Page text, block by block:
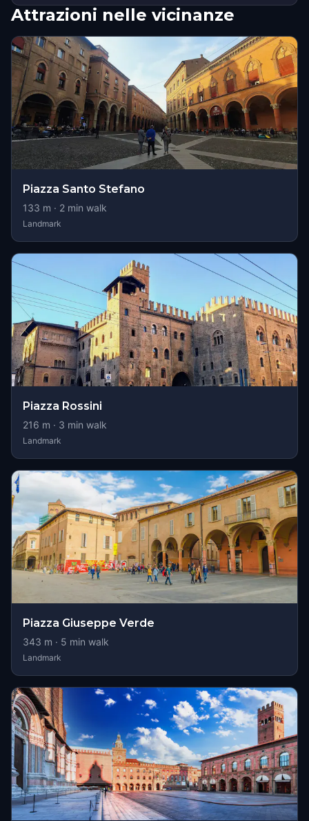
Attrazioni nelle vicinanze
Piazza Santo Stefano
133 m · 2 min walk
Landmark
Piazza Rossini
216 m · 3 min walk
Landmark
Piazza Giuseppe Verde
343 m · 5 min walk
Landmark